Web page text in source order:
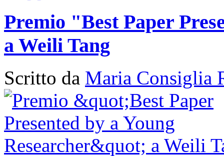
Premio "Best Paper
a Weili Tang
Scritto da Maria Consiglia